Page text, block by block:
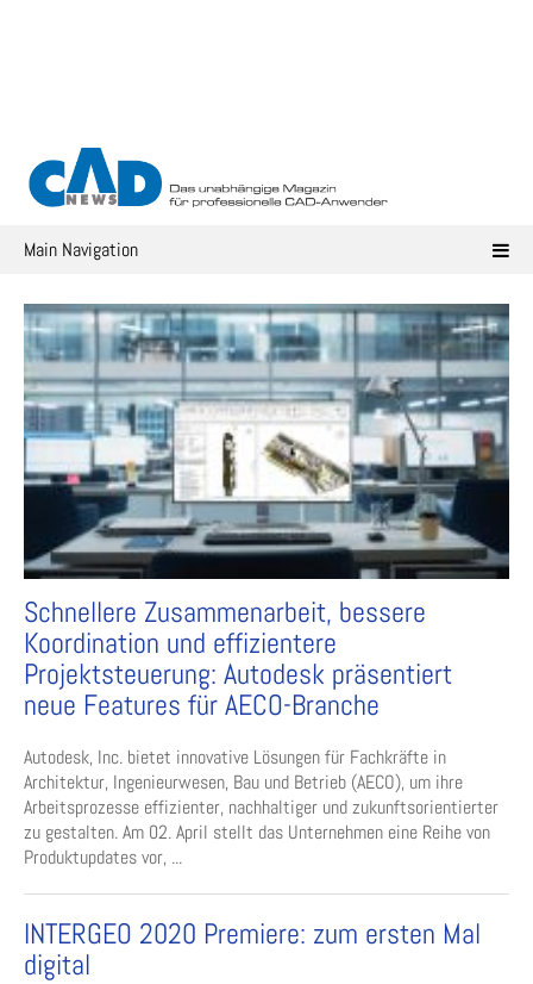
Main Navigation
Schnellere Zusammenarbeit, bessere
Koordination und effizientere
Projektsteuerung: Autodesk präsentiert
neue Features für AECO-Branche
Autodesk, Inc. bietet innovative Lösungen für Fachkräfte in
Architektur, Ingenieurwesen, Bau und Betrieb (AECO), um ihre
Arbeitsprozesse effizienter, nachhaltiger und zukunftsorientierter
zu gestalten. Am 02. April stellt das Unternehmen eine Reihe von
Produktupdates vor, ...
INTERGEO 2020 Premiere: zum ersten Mal
digital